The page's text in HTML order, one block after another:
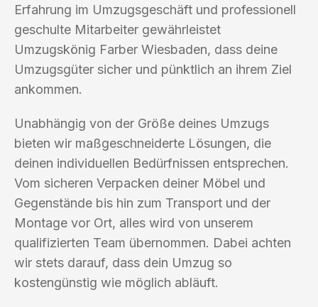
Erfahrung im Umzugsgeschäft und professionell
geschulte Mitarbeiter gewährleistet
Umzugskönig Farber Wiesbaden, dass deine
Umzugsgüter sicher und pünktlich an ihrem Ziel
ankommen.
Unabhängig von der Größe deines Umzugs
bieten wir maßgeschneiderte Lösungen, die
deinen individuellen Bedürfnissen entsprechen.
Vom sicheren Verpacken deiner Möbel und
Gegenstände bis hin zum Transport und der
Montage vor Ort, alles wird von unserem
qualifizierten Team übernommen. Dabei achten
wir stets darauf, dass dein Umzug so
kostengünstig wie möglich abläuft.